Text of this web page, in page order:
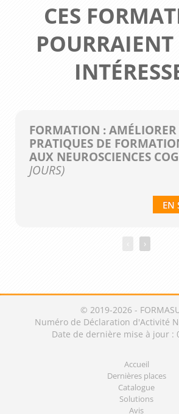
CES
FORMATION : AMÉLIORER
PRATIQUES DE
AUX NEUROSCIENCES
JOURS)
EN
›
© 2019-2026 -
Numéro de Déclaration d'Activité
Date de dernière mise à jour :
Accueil
Dernières places
Catalogue
Solutions
Avis